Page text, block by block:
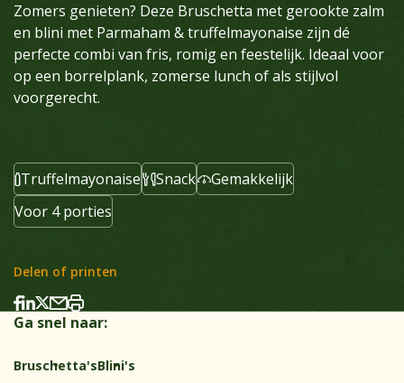
Zomers genieten? Deze Bruschetta met gerookte zalm
en blini met Parmaham & truffelmayonaise zijn dé
perfecte combi van fris, romig en feestelijk. Ideaal voor
op een borrelplank, zomerse lunch of als stijlvol
voorgerecht.
Truffelmayonaise Snack
Gemakkelijk
Voor 4 porties
Delen of printen
Ga snel naar:
Bruschetta'sBlini's